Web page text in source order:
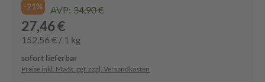
-21% AVP: 34,90 €
27,46 €
152,56 € / 1 kg
sofort lieferbar
Preise inkl. MwSt. ggf. zzgl. Versandkosten